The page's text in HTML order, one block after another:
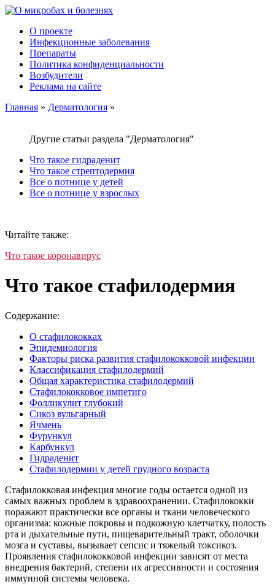
О проекте
Инфекционные заболевания
Препараты
Политика конфиденциальности
Возбудители
Реклама на сайте
Главная » Дерматология »
Другие статьи раздела "Дерматология"
Что такое гидраденит
Что такое стрептодермия
Все о потнице у детей
Все о потнице у взрослых
Читайте также:
Что такое коронавирус
Что такое стафилодермия
Содержание:
О стафилококках
Эпидемиология
Факторы риска развития стафилококковой инфекции
Классификация стафилодермий
Общая характеристика стафилодермий
Стафилококковое импетиго
Фолликулит глубокий
Сикоз вульгарный
Ячмень
Фурункул
Карбункул
Гидраденит
Стафилодермии у детей грудного возраста
Стафилокковая инфекция многие годы остается одной из
самых важных проблем в здравоохранении. Стафилококки
поражают практически все органы и ткани человеческого
организма: кожные покровы и подкожную клетчатку, полость
рта и дыхательные пути, пищеварительный тракт, оболочки
мозга и суставы, вызывает сепсис и тяжелый токсикоз.
Проявления стафилококковой инфекции зависят от места
внедрения бактерий, степени их агрессивности и состояния
иммунной системы человека.